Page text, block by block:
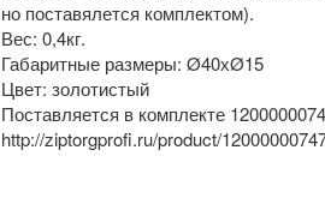
но поставялется комплектом).
Вес: 0,4кг.
Габаритные размеры: Ø40хØ15
Цвет: золотистый
Поставляется в комплекте
http://ziptorgprofi.ru/product/